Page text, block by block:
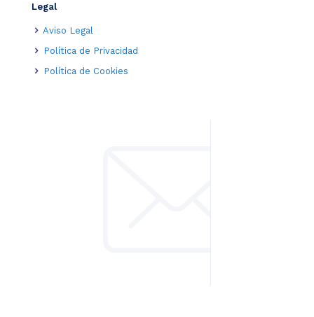
Legal
Aviso Legal
Política de Privacidad
Política de Cookies